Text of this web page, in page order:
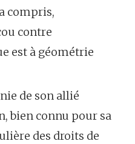
compris,
contre
est à géométrie
de son allié
bien connu pour sa
des droits de